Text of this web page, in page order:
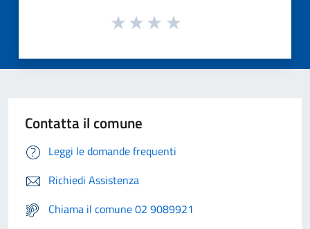
Contatta il comune
Leggi le domande frequenti
Richiedi Assistenza
Chiama il comune 02 9089921